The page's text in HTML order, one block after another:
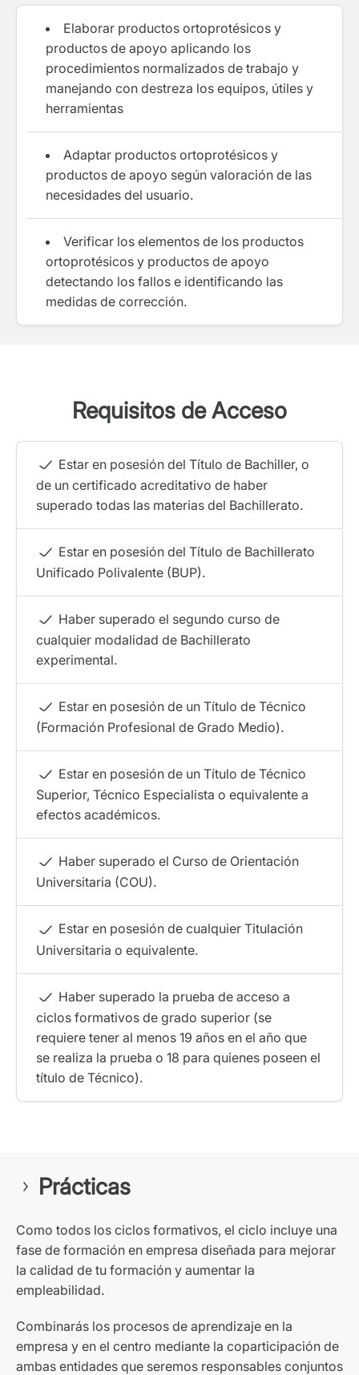
Elaborar productos ortoprotésicos y
productos de apoyo aplicando los
procedimientos normalizados de trabajo y
manejando con destreza los equipos, útiles y
herramientas
Adaptar productos ortoprotésicos y
productos de apoyo según valoración de las
necesidades del usuario.
Verificar los elementos de los productos
ortoprotésicos y productos de apoyo
detectando los fallos e identificando las
medidas de corrección.
Requisitos de Acceso
Estar en posesión del Título de Bachiller, o
de un certificado acreditativo de haber
superado todas las materias del Bachillerato.
Estar en posesión del Título de Bachillerato
Unificado Polivalente (BUP).
Haber superado el segundo curso de
cualquier modalidad de Bachillerato
experimental.
Estar en posesión de un Título de Técnico
(Formación Profesional de Grado Medio).
Estar en posesión de un Título de Técnico
Superior, Técnico Especialista o equivalente a
efectos académicos.
Haber superado el Curso de Orientación
Universitaria (COU).
Estar en posesión de cualquier Titulación
Universitaria o equivalente.
Haber superado la prueba de acceso a
ciclos formativos de grado superior (se
requiere tener al menos 19 años en el año que
se realiza la prueba o 18 para quienes poseen el
título de Técnico).
Prácticas
Como todos los ciclos formativos, el ciclo incluye una
fase de formación en empresa diseñada para mejorar
la calidad de tu formación y aumentar la
empleabilidad.
Combinarás los procesos de aprendizaje en la
empresa y en el centro mediante la coparticipación de
ambas entidades que seremos responsables conjuntos